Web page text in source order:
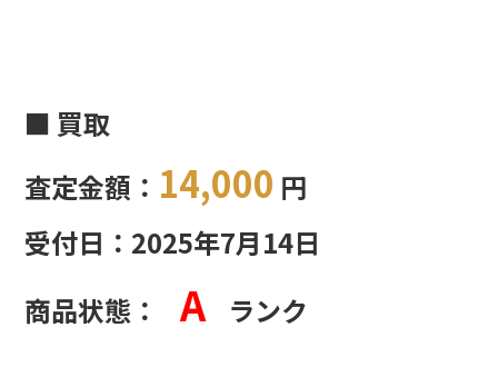
■ 買取
査定金額： 14,000 円
受付日：2025年7月14日
商品状態：
A ランク